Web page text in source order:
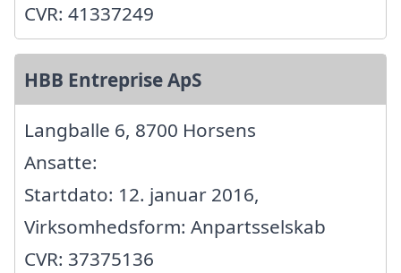
CVR: 41337249
HBB Entreprise ApS
Langballe 6, 8700 Horsens
Ansatte:
Startdato: 12. januar 2016,
Virksomhedsform: Anpartsselskab
CVR: 37375136